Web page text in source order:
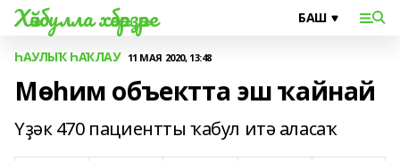
Хәйбулла хәбәрҙәре
ҺАУЛЫҠ ҺАҠЛАУ 11 МАЯ 2020, 13:48
Мөһим объектта эш ҡайнай
Үҙәк 470 пациентты ҡабул итә аласаҡ